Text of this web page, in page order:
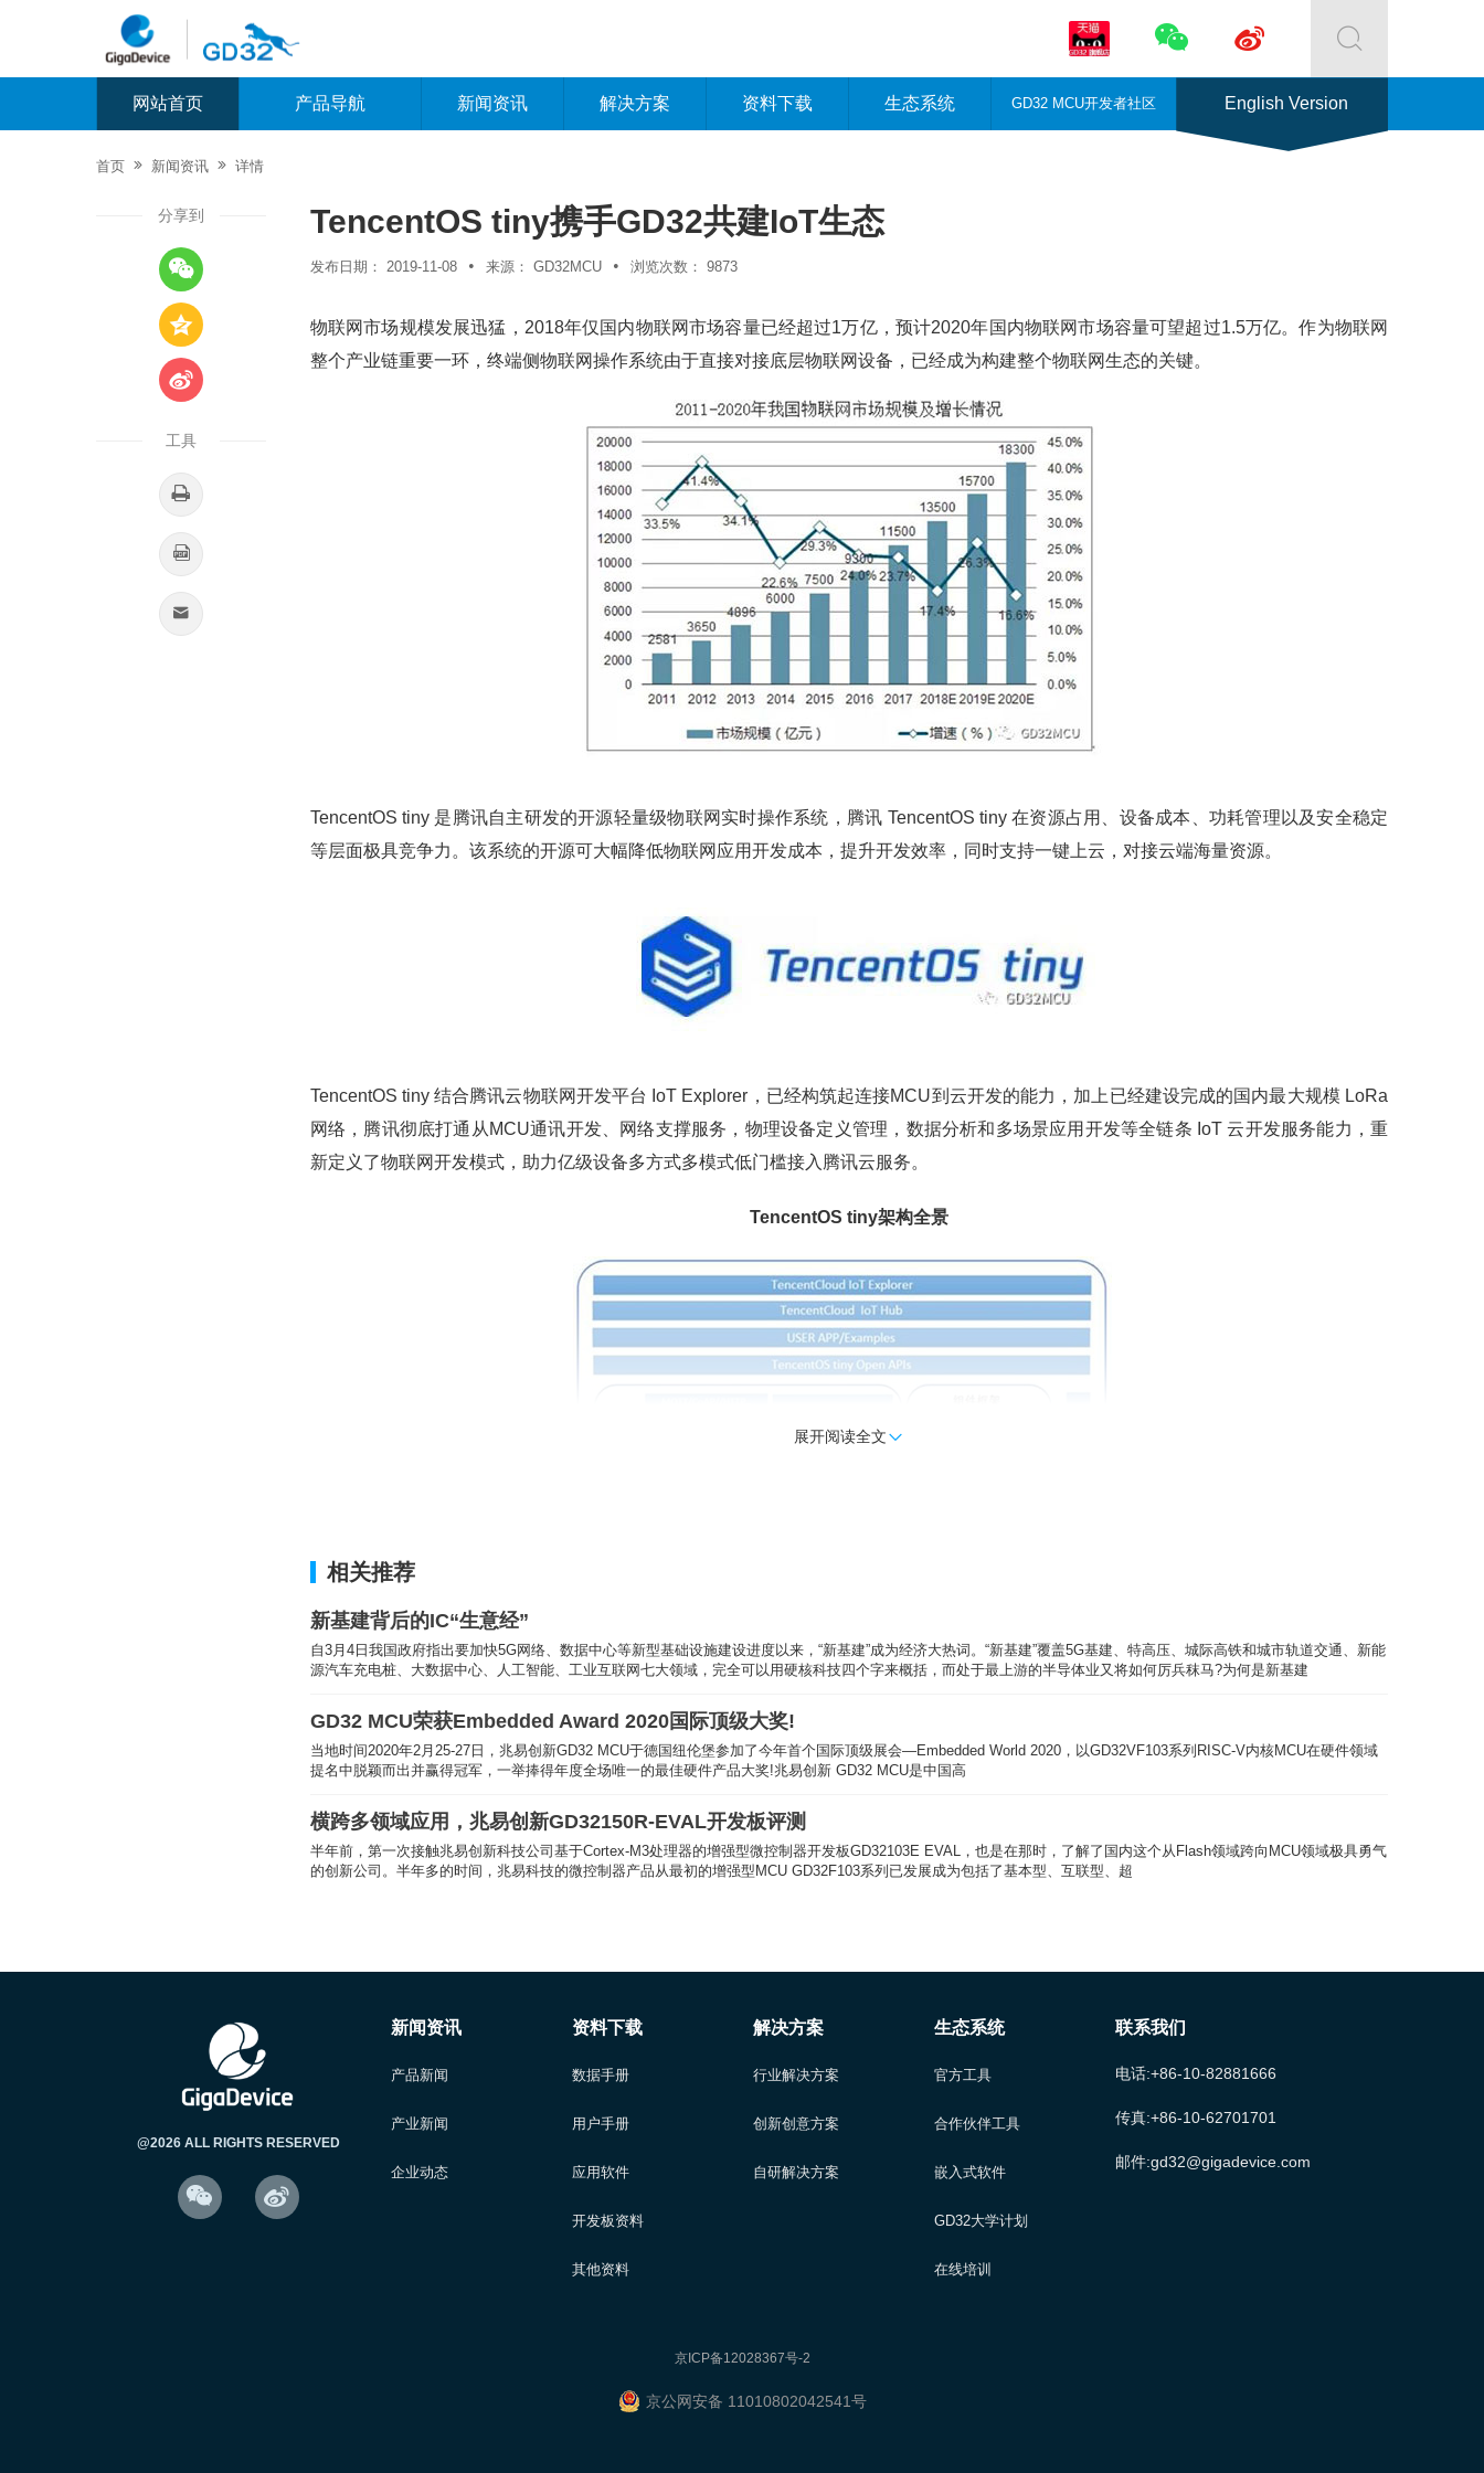

 
网站首页 产品导航 新闻资讯 解决方案 资料下载 生态系统 GD32 MCU开发者社区 English Version
首页  新闻资讯  详情
TencentOS tiny携手GD32共建IoT生态
发布日期： 2019-11-08 • 来源： GD32MCU • 浏览次数： 9873
物联网市场规模发展迅猛，2018年仅国内物联网市场容量已经超过1万亿，预计2020年国内物联网市场容量可望超过1.5万亿。作为物联网
整个产业链重要一环，终端侧物联网操作系统由于直接对接底层物联网设备，已经成为构建整个物联网生态的关键。
TencentOS tiny 是腾讯自主研发的开源轻量级物联网实时操作系统，腾讯 TencentOS tiny 在资源占用、设备成本、功耗管理以及安全稳定
等层面极具竞争力。该系统的开源可大幅降低物联网应用开发成本，提升开发效率，同时支持一键上云，对接云端海量资源。
TencentOS tiny 结合腾讯云物联网开发平台 IoT Explorer，已经构筑起连接MCU到云开发的能力，加上已经建设完成的国内最大规模 LoRa
网络，腾讯彻底打通从MCU通讯开发、网络支撑服务，物理设备定义管理，数据分析和多场景应用开发等全链条 IoT 云开发服务能力，重
新定义了物联网开发模式，助力亿级设备多方式多模式低门槛接入腾讯云服务。
TencentOS tiny架构全景
TencentOS tiny主要特征
展开阅读全文
相关推荐
新基建背后的IC“生意经”
自3月4日我国政府指出要加快5G网络、数据中心等新型基础设施建设进度以来，“新基建”成为经济大热词。“新基建”覆盖5G基建、特高压、城际高铁和城市轨道交通、新能
源汽车充电桩、大数据中心、人工智能、工业互联网七大领域，完全可以用硬核科技四个字来概括，而处于最上游的半导体业又将如何厉兵秣马?为何是新基建
GD32 MCU荣获Embedded Award 2020国际顶级大奖!
当地时间2020年2月25-27日，兆易创新GD32 MCU于德国纽伦堡参加了今年首个国际顶级展会—Embedded World 2020，以GD32VF103系列RISC-V内核MCU在硬件领域
提名中脱颖而出并赢得冠军，一举捧得年度全场唯一的最佳硬件产品大奖!兆易创新 GD32 MCU是中国高
横跨多领域应用，兆易创新GD32150R-EVAL开发板评测
半年前，第一次接触兆易创新科技公司基于Cortex-M3处理器的增强型微控制器开发板GD32103E EVAL，也是在那时，了解了国内这个从Flash领域跨向MCU领域极具勇气
的创新公司。半年多的时间，兆易科技的微控制器产品从最初的增强型MCU GD32F103系列已发展成为包括了基本型、互联型、超
分享到



工具



@2026 ALL RIGHTS RESERVED
 
新闻资讯
产品新闻
产业新闻
企业动态
资料下载
数据手册
用户手册
应用软件
开发板资料
其他资料
解决方案
行业解决方案
创新创意方案
自研解决方案
生态系统
官方工具
合作伙伴工具
嵌入式软件
GD32大学计划
在线培训
联系我们
电话:+86-10-82881666
传真:+86-10-62701701
邮件:gd32@gigadevice.com
京ICP备12028367号-2
京公网安备 11010802042541号